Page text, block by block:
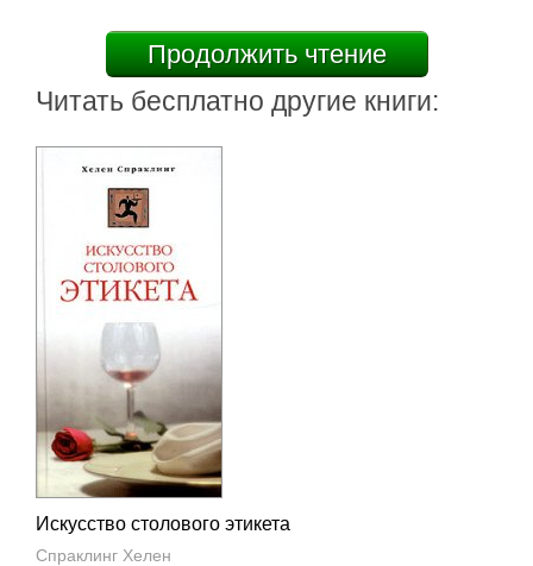
Продолжить чтение
Читать бесплатно другие книги:
Искусство столового этикета
Спраклинг Хелен